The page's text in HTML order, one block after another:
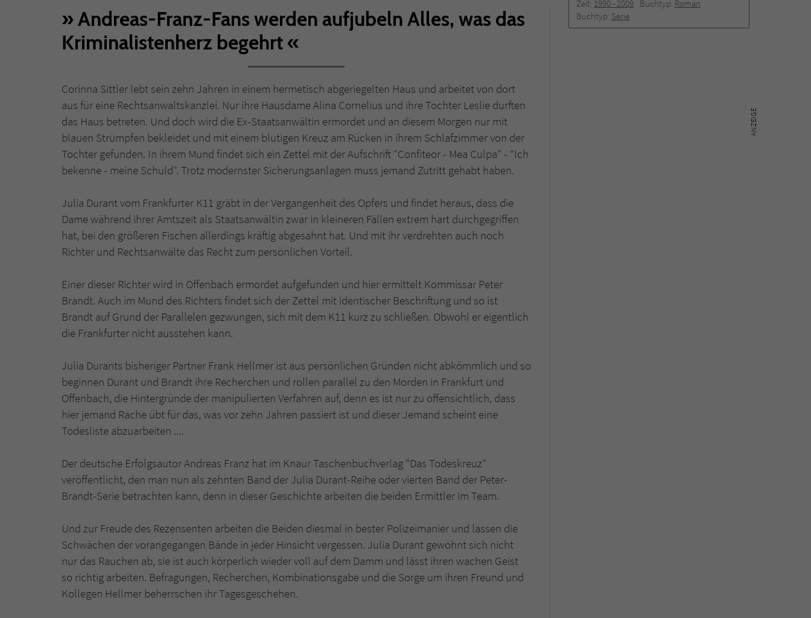
Zeit: 1990 -­ 2009 Buchtyp: Roman
Buchtyp: Serie
Andreas-Franz-Fans werden aufjubeln Alles, was das
Kriminalistenherz begehrt
Corinna Sittler lebt sein zehn Jahren in einem hermetisch abgeriegelten Haus und arbeitet von dort
aus für eine Rechtsanwaltskanzlei. Nur ihre Hausdame Alina Cornelius und ihre Tochter Leslie durften
das Haus betreten. Und doch wird die Ex-Staatsanwältin ermordet und an diesem Morgen nur mit
blauen Strümpfen bekleidet und mit einem blutigen Kreuz am Rücken in ihrem Schlafzimmer von der
Tochter gefunden. In ihrem Mund findet sich ein Zettel mit der Aufschrift "Confiteor - Mea Culpa" - "Ich
bekenne - meine Schuld". Trotz modernster Sicherungsanlagen muss jemand Zutritt gehabt haben.
Julia Durant vom Frankfurter K11 gräbt in der Vergangenheit des Opfers und findet heraus, dass die
Dame während ihrer Amtszeit als Staatsanwältin zwar in kleineren Fällen extrem hart durchgegriffen
hat, bei den größeren Fischen allerdings kräftig abgesahnt hat. Und mit ihr verdrehten auch noch
Richter und Rechtsanwälte das Recht zum persönlichen Vorteil.
Einer dieser Richter wird in Offenbach ermordet aufgefunden und hier ermittelt Kommissar Peter
Brandt. Auch im Mund des Richters findet sich der Zettel mit identischer Beschriftung und so ist
Brandt auf Grund der Parallelen gezwungen, sich mit dem K11 kurz zu schließen. Obwohl er eigentlich
die Frankfurter nicht ausstehen kann.
Julia Durants bisheriger Partner Frank Hellmer ist aus persönlichen Gründen nicht abkömmlich und so
beginnen Durant und Brandt ihre Recherchen und rollen parallel zu den Morden in Frankfurt und
Offenbach, die Hintergründe der manipulierten Verfahren auf, denn es ist nur zu offensichtlich, dass
hier jemand Rache übt für das, was vor zehn Jahren passiert ist und dieser Jemand scheint eine
Todesliste abzuarbeiten ....
Der deutsche Erfolgsautor Andreas Franz hat im Knaur Taschenbuchverlag "Das Todeskreuz"
veröffentlicht, den man nun als zehnten Band der Julia Durant-Reihe oder vierten Band der Peter-
Brandt-Serie betrachten kann, denn in dieser Geschichte arbeiten die beiden Ermittler im Team.
Und zur Freude des Rezensenten arbeiten die Beiden diesmal in bester Polizeimanier und lassen die
Schwächen der vorangegangen Bände in jeder Hinsicht vergessen. Julia Durant gewöhnt sich nicht
nur das Rauchen ab, sie ist auch körperlich wieder voll auf dem Damm und lässt ihren wachen Geist
so richtig arbeiten. Befragungen, Recherchen, Kombinationsgabe und die Sorge um ihren Freund und
Kollegen Hellmer beherrschen ihr Tagesgeschehen.
Name tx_pwcomments_ahash
Laufzeit 1 Jahr
Zweck Cookie für Kommentare einzelner Buchtitel
Name fe_typo_user
Anbieter Literatur-Couch Medien GmbH & Co. KG
Laufzeit Session
Zweck
Dieses Cookie gewährleistet die Kommunikation der
Webseite mit dem Benutzer. Es wird benötigt um z. B.